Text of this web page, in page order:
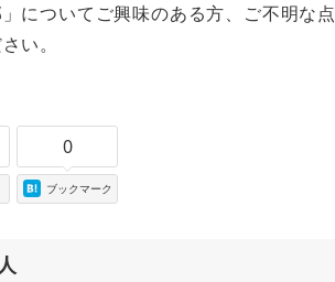
」についてご興味のある方、ご不明な
い。
0
ブックマーク